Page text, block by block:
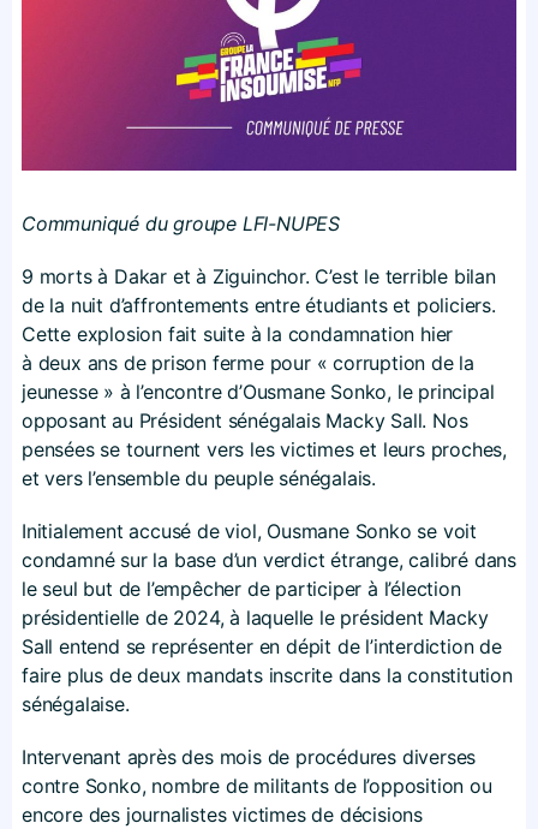
Communiqué du groupe LFI-NUPES
9 morts à Dakar et à Ziguinchor. C’est le terrible bilan
de la nuit d’affrontements entre étudiants et policiers.
Cette explosion fait suite à la condamnation hier
à deux ans de prison ferme pour « corruption de la
jeunesse » à l’encontre d’Ousmane Sonko, le principal
opposant au Président sénégalais Macky Sall. Nos
pensées se tournent vers les victimes et leurs proches,
et vers l’ensemble du peuple sénégalais.
Initialement accusé de viol, Ousmane Sonko se voit
condamné sur la base d’un verdict étrange, calibré dans
le seul but de l’empêcher de participer à l’élection
présidentielle de 2024, à laquelle le président Macky
Sall entend se représenter en dépit de l’interdiction de
faire plus de deux mandats inscrite dans la constitution
sénégalaise.
Intervenant après des mois de procédures diverses
contre Sonko, nombre de militants de l’opposition ou
encore des journalistes victimes de décisions